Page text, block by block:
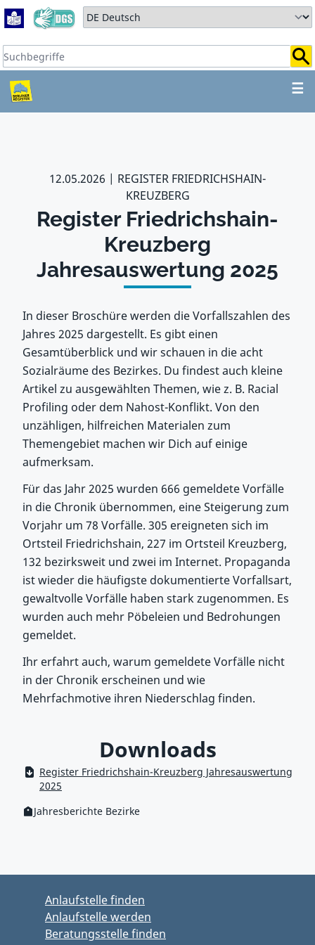
Zum Hauptbereich springen
Zum Hauptmenü springen
Sprache auswählen:
Suchbegriffe:
☰
ZUM HAUPTBEREICH
12.05.2026
REGISTER FRIEDRICHSHAIN-
KREUZBERG
Register Friedrichshain-
Kreuzberg
Jahresauswertung 2025
In dieser Broschüre werden die Vorfallszahlen des
Jahres 2025 dargestellt. Es gibt einen
Gesamtüberblick und wir schauen in die acht
Sozialräume des Bezirkes. Du findest auch kleine
Artikel zu ausgewählten Themen, wie z. B. Racial
Profiling oder dem Nahost-Konflikt. Von den
unzähligen, hilfreichen Materialen zum
Themengebiet machen wir Dich auf einige
aufmerksam.
Für das Jahr 2025 wurden 666 gemeldete Vorfälle
in die Chronik übernommen, eine Steigerung zum
Vorjahr um 78 Vorfälle. 305 ereigneten sich im
Ortsteil Friedrichshain, 227 im Ortsteil Kreuzberg,
132 bezirksweit und zwei im Internet. Propaganda
ist wieder die häufigste dokumentierte Vorfallsart,
gewaltvolle Vorfälle haben stark zugenommen. Es
wurden auch mehr Pöbeleien und Bedrohungen
gemeldet.
Ihr erfahrt auch, warum gemeldete Vorfälle nicht
in der Chronik erscheinen und wie
Mehrfachmotive ihren Niederschlag finden.
Downloads
Register Friedrichshain-Kreuzberg Jahresauswertung
2025
Kategorie:
Jahresberichte Bezirke
Anlaufstelle finden
Anlaufstelle werden
Beratungsstelle finden